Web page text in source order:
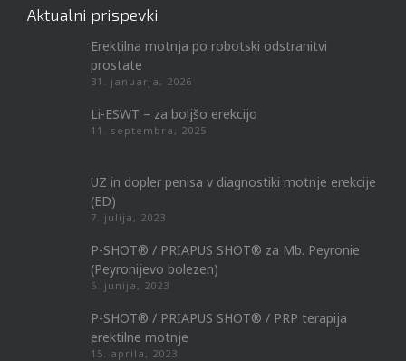
Aktualni prispevki
Erektilna motnja po robotski odstranitvi
prostate
31. januarja, 2026
Li-ESWT – za boljšo erekcijo
11. septembra, 2025
UZ in dopler penisa v diagnostiki motnje erekcije
(ED)
7. julija, 2023
P-SHOT® / PRIAPUS SHOT® za Mb. Peyronie
(Peyronijevo bolezen)
6. junija, 2023
P-SHOT® / PRIAPUS SHOT® / PRP terapija
erektilne motnje
15. aprila, 2023